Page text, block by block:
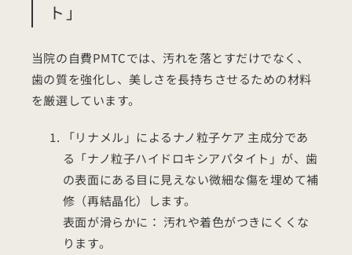
ト」
当院の自費PMTCでは、汚れを落とすだけでなく、
歯の質を強化し、美しさを長持ちさせるための材料
を厳選しています。
「リナメル」によるナノ粒子ケア 主成分であ
る「ナノ粒子ハイドロキシアパタイト」が、歯
の表面にある目に見えない微細な傷を埋めて補
修（再結晶化）します。
表面が滑らかに： 汚れや着色がつきにくくな
ります。